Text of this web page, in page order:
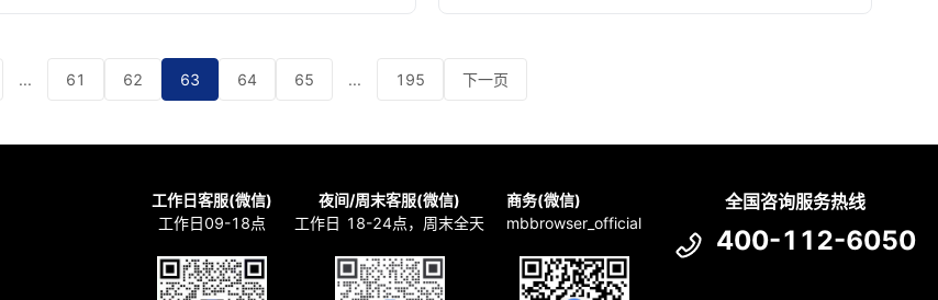
... 61 62 63 64 65 ... 195 下一页
工作日客服(微信)
工作日09-18点
夜间/周末客服(微信)
工作日 18-24点，周末全天
商务(微信)
mbbrowser_official
全国咨询服务热线
400-112-6050